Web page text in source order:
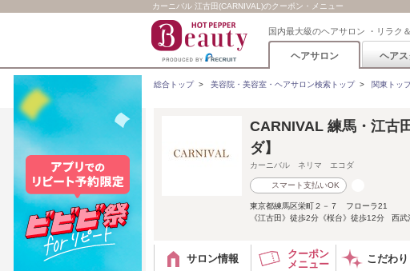
カーニバル 江古田(CARNIVAL)のクーポン・メニュー
国内最大級のヘアサロン ・リラク
ヘアサロン ヘア
総合トップ> 美容院・美容室・ヘアサロン検索トップ> 関東トッ
CARNIVAL 練馬・江
ダ】
カーニバル ネリマ エコダ
スマート支払いOK
東京都練馬区栄町２－７ フローラ21
《江古田》徒歩2分《桜台》徒歩12分 西
サロン情報
クーポン
メニュー
こだわり